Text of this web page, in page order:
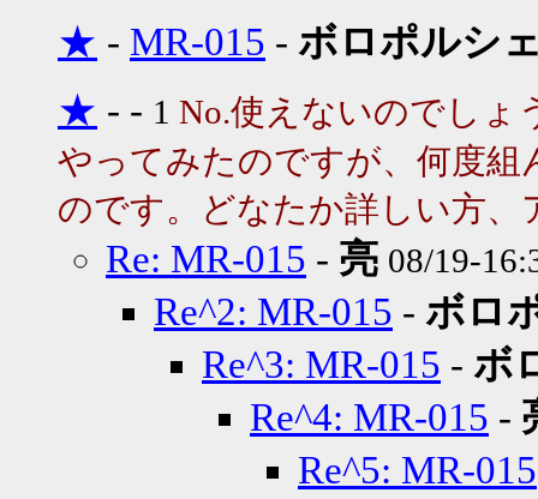
★ - MR-015 - ボロポルシ
★ - - 1 No.使えないのでしょ
やってみたのですが、何度
のです。どなたか詳しい方
Re: MR-015 - 亮 08/19-
Re^2: MR-015 - ボロ
Re^3: MR-015 - ボ
Re^4: MR-015 -
Re^5: MR-015